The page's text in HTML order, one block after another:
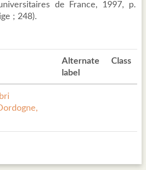
de France, 1997, p.
; 248).
Alternate
label
Class